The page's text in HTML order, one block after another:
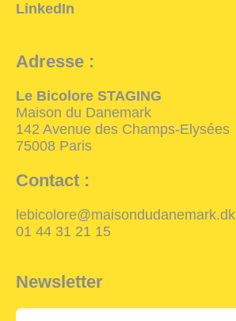
LinkedIn
Adresse :
Le Bicolore STAGING
Maison du Danemark
142 Avenue des Champs-Elysées
75008 Paris
Contact :
lebicolore@maisondudanemark.dk
01 44 31 21 15
Newsletter